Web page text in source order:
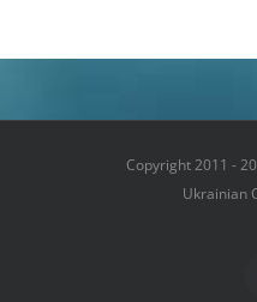
Copyright 2011 -
Ukrainian